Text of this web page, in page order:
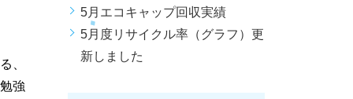
、
強
5月エコキャップ回収実績
5月度リサイクル率（グラフ）更
新しました